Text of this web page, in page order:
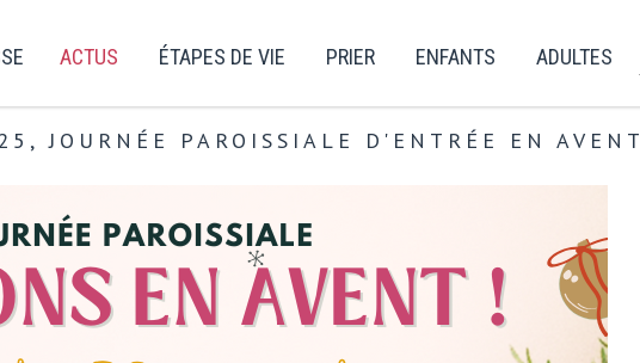
ACTUS ÉTAPES DE VIE PRIER ENFANTS ADULTES
JOURNÉE PAROISSIALE D'ENTRÉE EN AVENT